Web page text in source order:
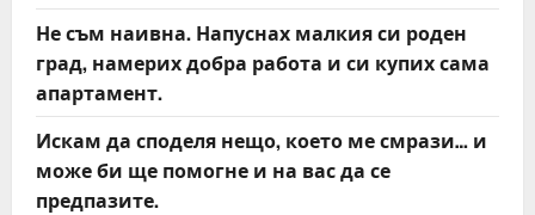
Не съм наивна. Напуснах малкия си роден
град, намерих добра работа и си купих сама
апартамент.
Искам да споделя нещо, което ме смрази… и
може би ще помогне и на вас да се
предпазите.